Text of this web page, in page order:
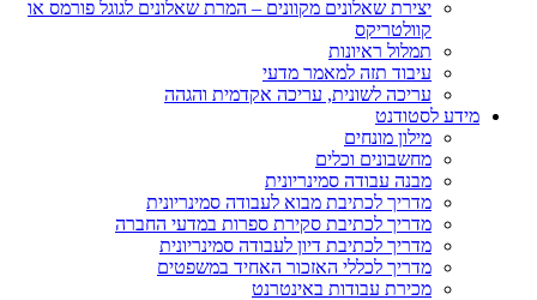
יצירת שאלונים מקוונים – המרת שאלונים לגוגל פורמס או
קוולטריקס
תמלול ראיונות
עיבוד תזה למאמר מדעי
עריכה לשונית, עריכה אקדמית והגהה
מידע לסטודנט
מילון מונחים
מחשבונים וכלים
מבנה עבודה סמינריונית
מדריך לכתיבת מבוא לעבודה סמינריונית
מדריך לכתיבת סקירת ספרות במדעי החברה
מדריך לכתיבת דיון לעבודה סמינריונית
מדריך לכללי האזכור האחיד במשפטים
מכירת עבודות באינטרנט